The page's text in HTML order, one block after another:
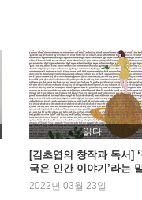
읽다
[김초엽의 창작과 독서]
국은 인간 이야기’라는
(2)
2022년 03월 23일